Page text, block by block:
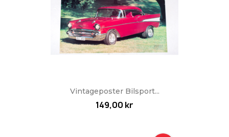
Vintageposter Bilsport...
149,00 kr